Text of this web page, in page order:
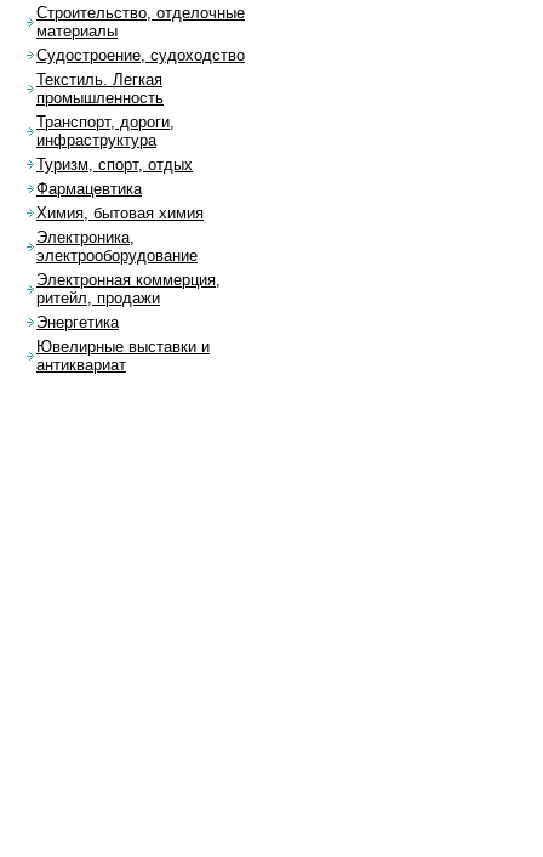
Строительство, отделочные
материалы
Судостроение, судоходство
Текстиль. Легкая
промышленность
Транспорт, дороги,
инфраструктура
Туризм, спорт, отдых
Фармацевтика
Химия, бытовая химия
Электроника,
электрооборудование
Электронная коммерция,
ритейл, продажи
Энергетика
Ювелирные выставки и
антиквариат